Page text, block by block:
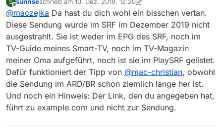
**Sender:**SRF
**Sendung:**Donna Leon
**Folge:**Auf Treu und Glauben
Link zur Sendung in der Mediathek:
Link Beschreibung / Text
**Betriebssystem:**Windows 10
**MediathekView-Version:**3.2.1
S
zuletzt editiert von sunrise12. Okt. 2019, 13:20
@maczejka Da hast du dich wohl ein bisschen vertan.
Diese Sendung wurde im SRF im Dezember 2019 nicht
ausgestrahlt. Sie ist weder im EPG des SRF, noch im
TV-Guide meines Smart-TV, noch im TV-Magazin
meiner Oma aufgeführt, noch ist sie im PlaySRF gelistet.
Dafür funktioniert der Tipp von @mac-christian, obwohl
die Sendung im ARD/BR schon ziemlich lange her ist.
Und noch ein Hinweis: Der Link, den du angegeben hat,
führt zu example.com und nicht zur Sendung.